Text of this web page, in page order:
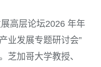
高层论坛2026 年年
业发展专题研讨会”
芝加哥大学教授、